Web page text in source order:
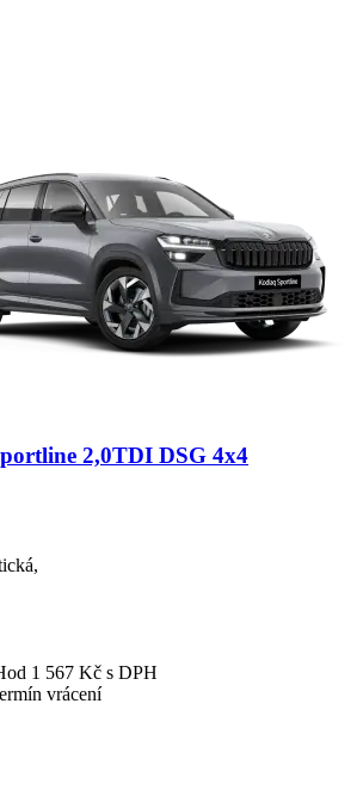
2,0TDI DSG 4x4
od 1 567 Kč s DPH
vrácení